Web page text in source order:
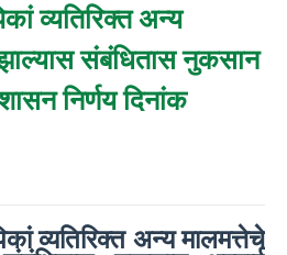
व्यतिरिक्त अन्य
संबंधितास नुकसान
निर्णय दिनांक
व्यतिरिक्त अन्य मालमत्तेचे